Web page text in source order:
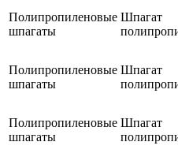
Полипропиленовые
шпагаты
Шпагат
Полипропиленовые
шпагаты
Шпагат
Полипропиленовые
шпагаты
Шпагат